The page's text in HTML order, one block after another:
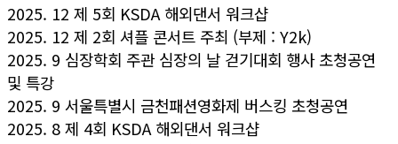
2025. 12 제 5회 KSDA 해외댄서 워크샵
2025. 12 제 2회 셔플 콘서트 주최 (부제 : Y2k)
2025. 9 심장학회 주관 심장의 날 걷기대회 행사 초청공연
및 특강
2025. 9 서울특별시 금천패션영화제 버스킹 초청공연
2025. 8 제 4회 KSDA 해외댄서 워크샵